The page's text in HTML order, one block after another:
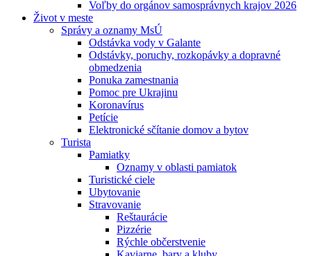
Voľby do orgánov samosprávnych krajov 2026
Život v meste
Správy a oznamy MsÚ
Odstávka vody v Galante
Odstávky, poruchy, rozkopávky a dopravné
obmedzenia
Ponuka zamestnania
Pomoc pre Ukrajinu
Koronavírus
Petície
Elektronické sčítanie domov a bytov
Turista
Pamiatky
Oznamy v oblasti pamiatok
Turistické ciele
Ubytovanie
Stravovanie
Reštaurácie
Pizzérie
Rýchle občerstvenie